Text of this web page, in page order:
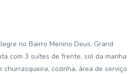
no Bairro Menino Deus, Grand
com 3 suítes de frente, sol da manha
churrasqueira, cozinha, área de serviço